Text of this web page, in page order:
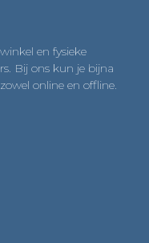
en fysieke
Bij ons kun je bijna
online en offline.